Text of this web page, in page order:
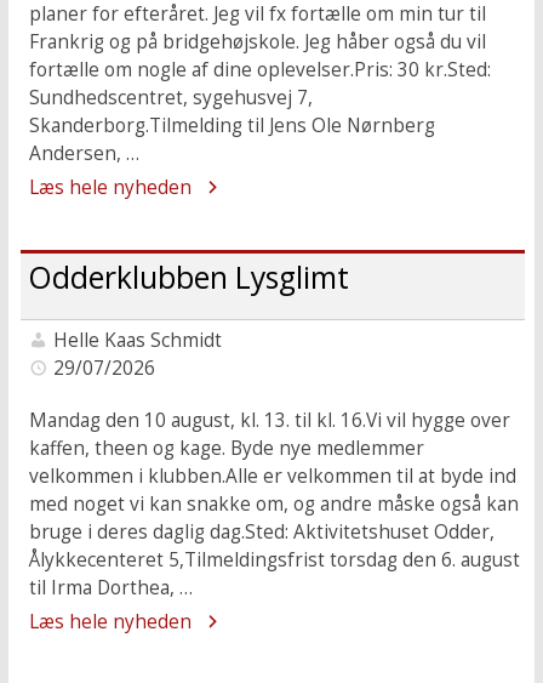
planer for efteråret. Jeg vil fx fortælle om min tur til
Frankrig og på bridgehøjskole. Jeg håber også du vil
fortælle om nogle af dine oplevelser.Pris: 30 kr.Sted:
Sundhedscentret, sygehusvej 7,
Skanderborg.Tilmelding til Jens Ole Nørnberg
Andersen, …
Læs hele nyheden
Odderklubben Lysglimt
Helle Kaas Schmidt
29/07/2026
Mandag den 10 august, kl. 13. til kl. 16.Vi vil hygge over
kaffen, theen og kage. Byde nye medlemmer
velkommen i klubben.Alle er velkommen til at byde ind
med noget vi kan snakke om, og andre måske også kan
bruge i deres daglig dag.Sted: Aktivitetshuset Odder,
Ålykkecenteret 5,Tilmeldingsfrist torsdag den 6. august
til Irma Dorthea, …
Læs hele nyheden